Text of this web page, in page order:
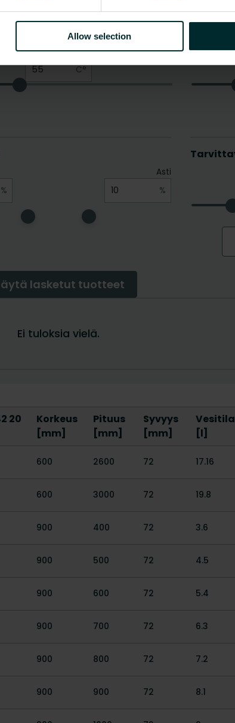
Allow selection
20
Korkeus
[mm]
Pituus
[mm]
Syvyys
[mm]
[l]
600 2600 72 17.16
600 3000 72 19.8
900 400 72 3.6
900 500 72 4.5
900 600 72 5.4
900 700 72 6.3
900 800 72 7.2
900 900 72 8.1